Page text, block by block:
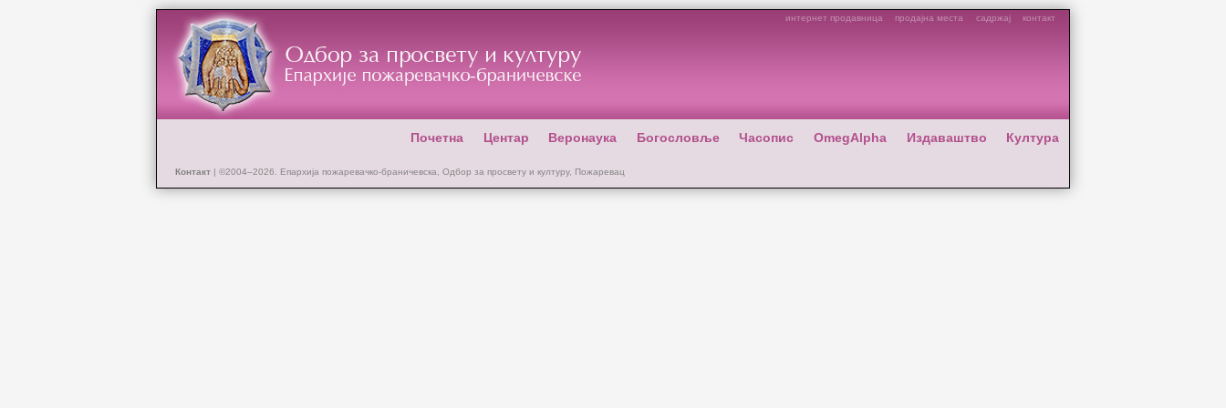
интернет продавница продајна места садржај контакт
Почетна Центар Веронаука Богословље Часопис OmegAlpha Издаваштво Култура
Контакт | ©2004–2026. Епархија пожаревачко-браничевска, Одбор за просвету и културу, Пожаревац